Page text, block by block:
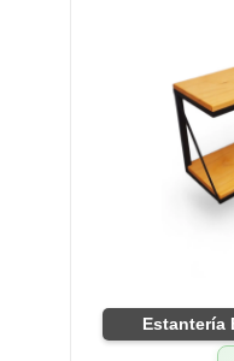
Estantería